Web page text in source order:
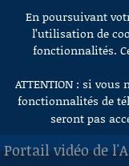
Aller au contenu
En poursuivant
l’utilisation de
fonctionnalités.
ATTENTION : si
fonctionnalités de
seront pas
Portail vidéo de